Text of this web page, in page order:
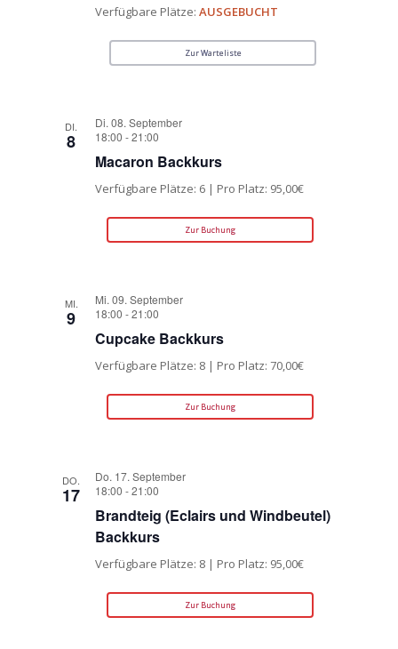
Verfügbare Plätze:AUSGEBUCHT
Zur Warteliste
DI.
8
Di. 08. September
18:00 -21:00
Macaron Backkurs
Verfügbare Plätze: 6 | Pro Platz: 95,00€
Zur Buchung
MI.
9
Mi. 09. September
18:00 -21:00
Cupcake Backkurs
Verfügbare Plätze: 8 | Pro Platz: 70,00€
Zur Buchung
DO.
17
Do. 17. September
18:00 -21:00
Brandteig (Eclairs und Windbeutel)
Backkurs
Verfügbare Plätze: 8 | Pro Platz: 95,00€
Zur Buchung